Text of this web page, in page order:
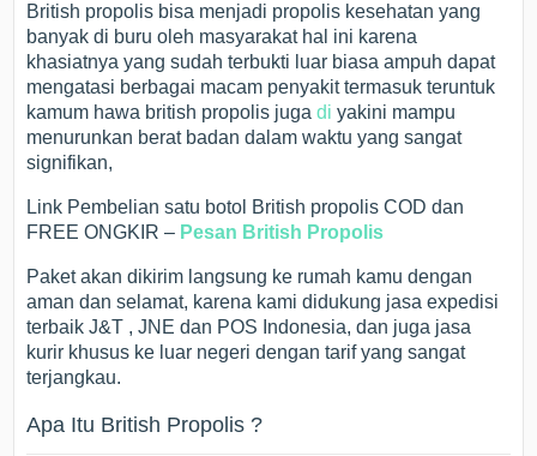
British propolis bisa menjadi propolis kesehatan yang
banyak di buru oleh masyarakat hal ini karena
khasiatnya yang sudah terbukti luar biasa ampuh dapat
mengatasi berbagai macam penyakit termasuk teruntuk
kamum hawa british propolis jugadi yakini mampu
menurunkan berat badan dalam waktu yang sangat
signifikan,
Link Pembelian satu botol British propolis COD dan
FREE ONGKIR – Pesan British Propolis
Paket akan dikirim langsung ke rumah kamu dengan
aman dan selamat, karena kami didukung jasa expedisi
terbaik J&T , JNE dan POS Indonesia, dan juga jasa
kurir khusus ke luar negeri dengan tarif yang sangat
terjangkau.
Apa Itu British Propolis ?